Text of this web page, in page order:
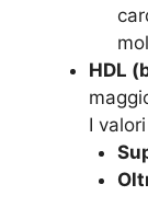
HDL
I